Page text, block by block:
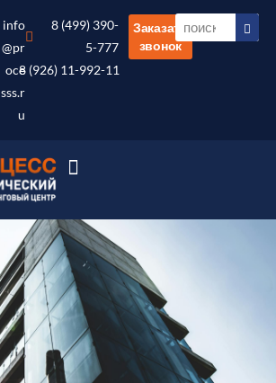
info
@pr
oce
sss.r
u
8 (499) 390-
5-777
8 (926) 11-992-11
Заказать
звонок